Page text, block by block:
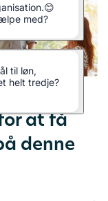
at få
denne